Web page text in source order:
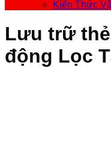
Kiến Thức
Lưu trữ
động Lọc